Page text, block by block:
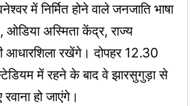
में निर्मित होने वाले जनजाति भाषा
अस्मिता केंद्र, राज्य
आधारशिला रखेंगे। दोपहर 12.30
में रहने के बाद वे झारसुगुड़ा से
हो जाएंगे।